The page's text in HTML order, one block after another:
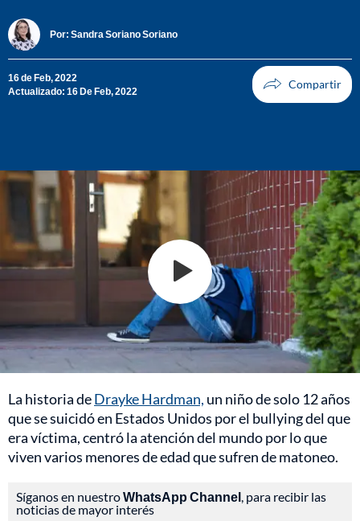
Por: Sandra Soriano Soriano
16 de Feb, 2022
Actualizado: 16 De Feb, 2022
La historia deDrayke Hardman, un niño de solo 12 años
que se suicidó en Estados Unidos por el bullying del que
era víctima, centró la atención del mundo por lo que
viven varios menores de edad que sufren de matoneo.
Síganos en nuestroWhatsApp Channel , para recibir las
noticias de mayor interés